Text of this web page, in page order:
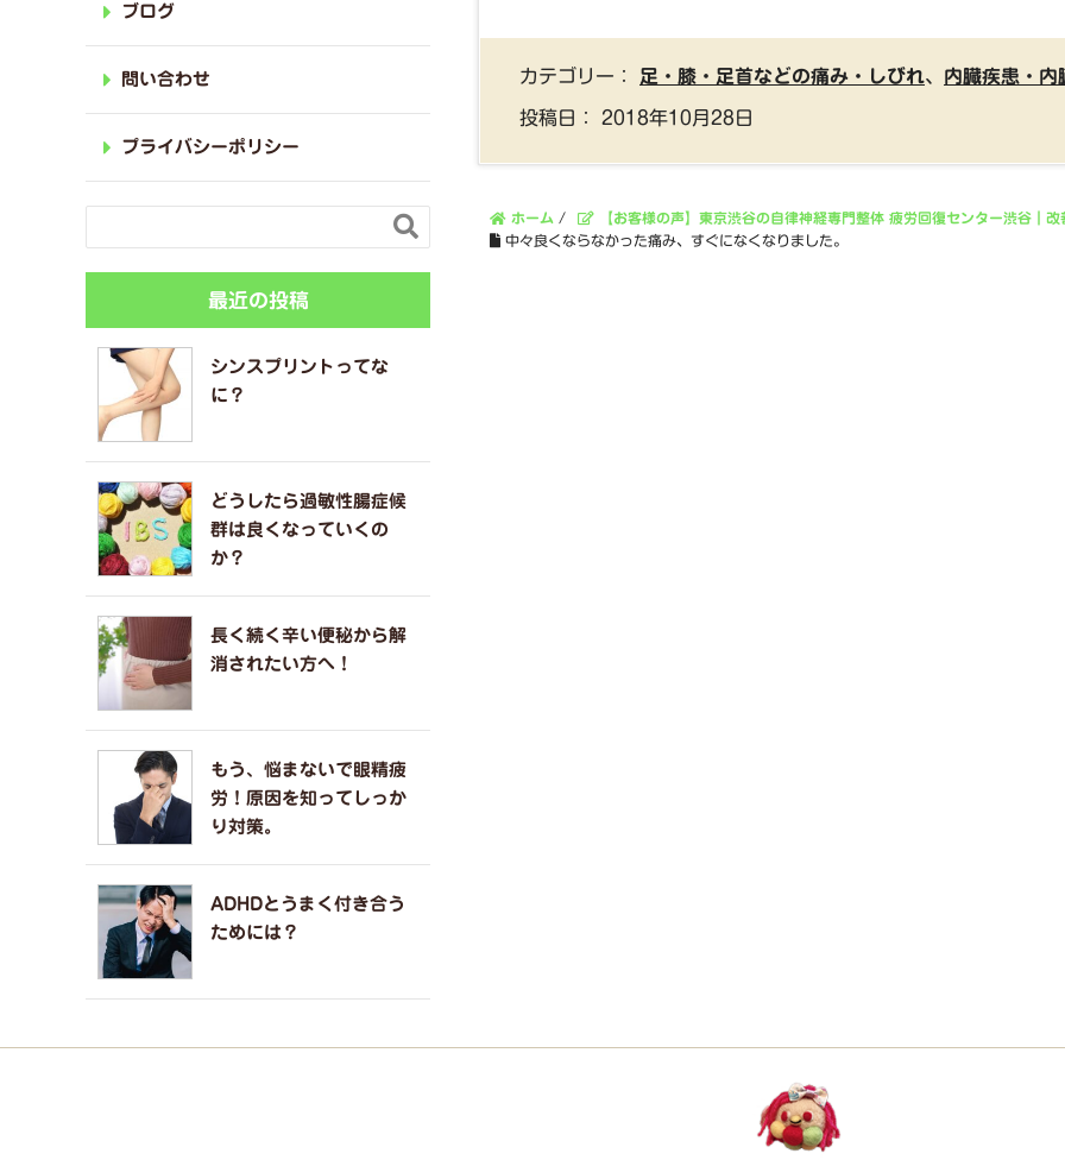
カテゴリー： 足・膝・足首などの痛み・しびれ、 内臓疾患・内
投稿日： 2018年10月28日
ホーム / 【お客様の声】東京渋谷の自律神経専門整体 疲労回復センター渋谷｜
中々良くならなかった痛み、すぐになくなりました。
ブログ
問い合わせ
プライバシーポリシー

最近の投稿
シンスプリントってな
に？
どうしたら過敏性腸症候
群は良くなっていくの
か？
長く続く辛い便秘から解
消されたい方へ！
もう、悩まないで眼精疲
労！原因を知ってしっか
り対策。
ADHDとうまく付き合う
ためには？